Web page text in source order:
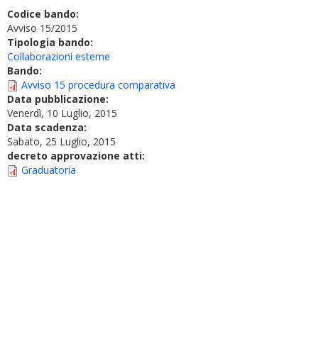
Codice bando:
Avviso 15/2015
Tipologia bando:
Collaborazioni esterne
Bando:
Avviso 15 procedura comparativa
Data pubblicazione:
Venerdì, 10 Luglio, 2015
Data scadenza:
Sabato, 25 Luglio, 2015
decreto approvazione atti:
Graduatoria